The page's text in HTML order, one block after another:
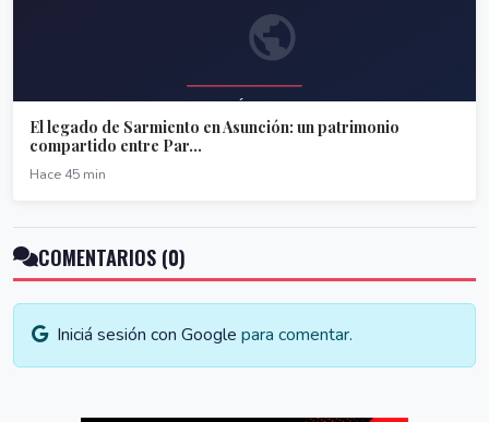
El legado de Sarmiento en Asunción: un patrimonio
compartido entre Par...
Hace 45 min
COMENTARIOS (0)
Iniciá sesión con Google para comentar.